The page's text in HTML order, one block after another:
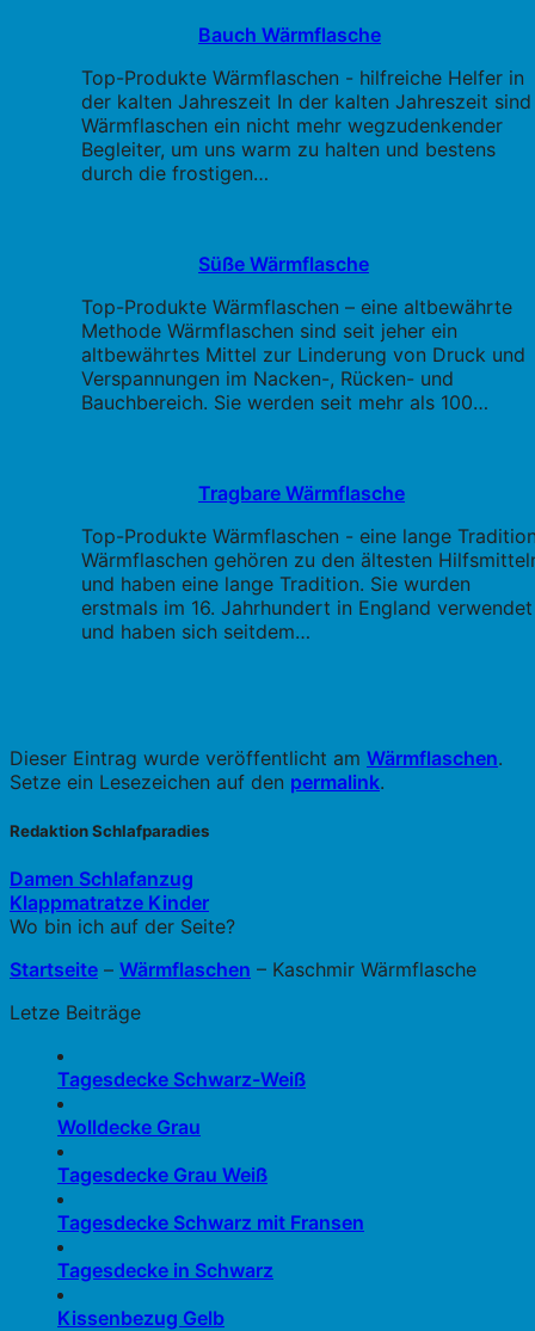
Bauch Wärmflasche
Top-Produkte Wärmflaschen - hilfreiche Helfer in
der kalten Jahreszeit In der kalten Jahreszeit sind
Wärmflaschen ein nicht mehr wegzudenkender
Begleiter, um uns warm zu halten und bestens
durch die frostigen…
Süße Wärmflasche
Top-Produkte Wärmflaschen – eine altbewährte
Methode Wärmflaschen sind seit jeher ein
altbewährtes Mittel zur Linderung von Druck und
Verspannungen im Nacken-, Rücken- und
Bauchbereich. Sie werden seit mehr als 100…
Tragbare Wärmflasche
Top-Produkte Wärmflaschen - eine lange
Wärmflaschen gehören zu den ältesten
und haben eine lange Tradition. Sie wurden
erstmals im 16. Jahrhundert in England verwendet
und haben sich seitdem…
Dieser Eintrag wurde veröffentlicht am Wärmflaschen.
Setze ein Lesezeichen auf den permalink.
Redaktion Schlafparadies
Damen Schlafanzug
Klappmatratze Kinder
Wo bin ich auf der Seite?
Startseite – Wärmflaschen – Kaschmir Wärmflasche
Letze Beiträge
Tagesdecke Schwarz-Weiß
Wolldecke Grau
Tagesdecke Grau Weiß
Tagesdecke Schwarz mit Fransen
Tagesdecke in Schwarz
Kissenbezug Gelb